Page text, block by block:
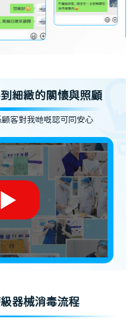
細緻的關懷與照顧
客對我哋嘅認可同安心
器械消毒流程